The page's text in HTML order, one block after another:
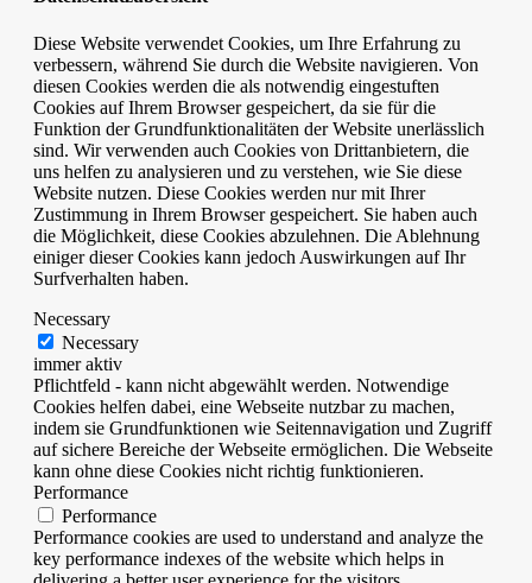
Diese Website verwendet Cookies, um Ihre Erfahrung zu
verbessern, während Sie durch die Website navigieren. Von
diesen Cookies werden die als notwendig eingestuften
Cookies auf Ihrem Browser gespeichert, da sie für die
Funktion der Grundfunktionalitäten der Website unerlässlich
sind. Wir verwenden auch Cookies von Drittanbietern, die
uns helfen zu analysieren und zu verstehen, wie Sie diese
Website nutzen. Diese Cookies werden nur mit Ihrer
Zustimmung in Ihrem Browser gespeichert. Sie haben auch
die Möglichkeit, diese Cookies abzulehnen. Die Ablehnung
einiger dieser Cookies kann jedoch Auswirkungen auf Ihr
Surfverhalten haben.
Necessary
Necessary
immer aktiv
Pflichtfeld - kann nicht abgewählt werden. Notwendige
Cookies helfen dabei, eine Webseite nutzbar zu machen,
indem sie Grundfunktionen wie Seitennavigation und Zugriff
auf sichere Bereiche der Webseite ermöglichen. Die Webseite
kann ohne diese Cookies nicht richtig funktionieren.
Performance
Performance
Performance cookies are used to understand and analyze the
key performance indexes of the website which helps in